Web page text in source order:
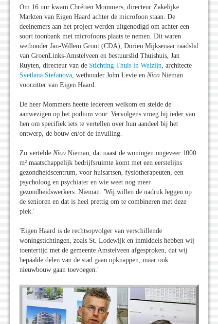
Om 16 uur kwam Chrétien Mommers, directeur Zakelijke
Markten van Eigen Haard achter de microfoon staan. De
deelnemers aan het project werden uitgenodigd om achter een
soort toonbank met microfoons plaats te nemen. Dit waren
wethouder Jan-Willem Groot (CDA), Dorien Mijksenaar raadslid
van GroenLinks-Amstelveen en bestuurslid Thuishuis, Jan
Ruyten, directeur van de Stichting Thuis in Welzijn , architecte
Svetlana Stefanova , wethouder John Levie en Nico Nieman
voorzitter van Eigen Haard.
De heer Mommers heette iedereen welkom en stelde de
aanwezigen op het podium voor. Vervolgens vroeg hij ieder van
hen om specifiek iets te vertellen over hun aandeel bij het
ontwerp, de bouw en/of de invulling.
Zo vertelde Nico Nieman, dat naast de woningen ongeveer 1000
m² maatschappelijk bedrijfsruimte komt met een eerstelijns
gezondheidscentrum, voor huisartsen, fysiotherapeuten, een
psycholoog en psychiater en wie weet nog meer
gezondheidswerkers. Nieman: 'Wij willen de nadruk leggen op
de senioren en dat is heel prettig om te combineren met deze
plek.'
'Eigen Haard is de rechtsopvolger van verschillende
woningstichtingen, zoals St. Lodewijk en inmiddels hebben wij
toentertijd met de gemeente Amstelveen afgesproken, dat wij
bepaalde delen van de stad gaan opknappen, maar ook
nieuwbouw gaan toevoegen.'